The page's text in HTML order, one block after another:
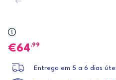
64,99
Entrega em 5 a 6 dias